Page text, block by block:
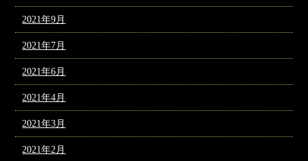
2021年9月
2021年7月
2021年6月
2021年4月
2021年3月
2021年2月